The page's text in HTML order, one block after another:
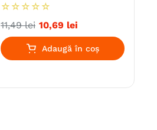
☆ ☆ ☆ ☆ ☆
11,49 lei 10,69 lei
Adaugă în coș